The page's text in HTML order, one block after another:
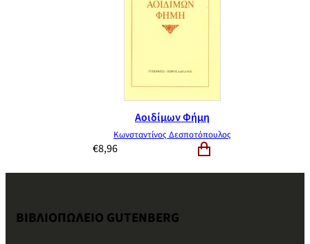
Αοιδίμων Φήμη
Κωνσταντίνος Δεσποτόπουλος
€8,96
ΒΙΒΛΙΟΠΩΛΕΙΟ GUTENBERG